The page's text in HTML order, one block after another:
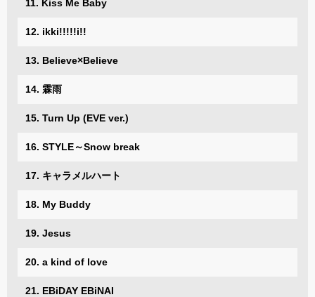
11. Kiss Me Baby
12. ikki!!!!!i!!
13. Believe×Believe
14. 霖雨
15. Turn Up (EVE ver.)
16. STYLE～Snow break
17. キャラメルハート
18. My Buddy
19. Jesus
20. a kind of love
21. EBiDAY EBiNAI